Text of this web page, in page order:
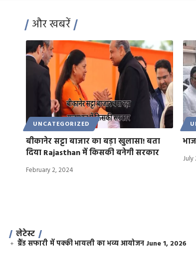
और खबरें
UNCATEGORIZED
बीकानेर सट्टा बाजार का बड़ा खुलासा! बता
दिया Rajasthan में किसकी बनेगी सरकार
February 2, 2024
July
लेटेस्ट
ग्रैंड सफारी में पक्की भायली का भव्य आयोजन June 1, 2026